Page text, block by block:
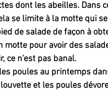
dont les abeilles. Dans
se limite à la motte qui
de salade de façon à
motte pour avoir des
ce n'est pas banal.
poules au printemps
et les poules